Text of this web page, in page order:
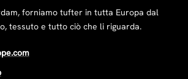
levering.
100x100cm
forniamo tufter in tutta Europa dal
tessuto e tutto ciò che li riguarda.